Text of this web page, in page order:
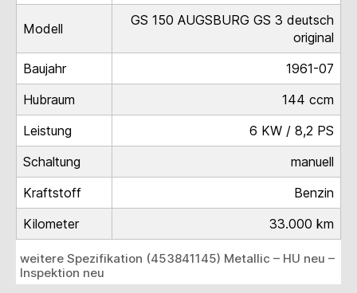
Modell
GS 150 AUGSBURG GS 3 deutsch
original
Baujahr
1961-07
Hubraum
144 ccm
Leistung
6 KW / 8,2 PS
Schaltung
manuell
Kraftstoff
Benzin
Kilometer
33.000 km
weitere Spezifikation (453841145) Metallic – HU neu –
Inspektion neu